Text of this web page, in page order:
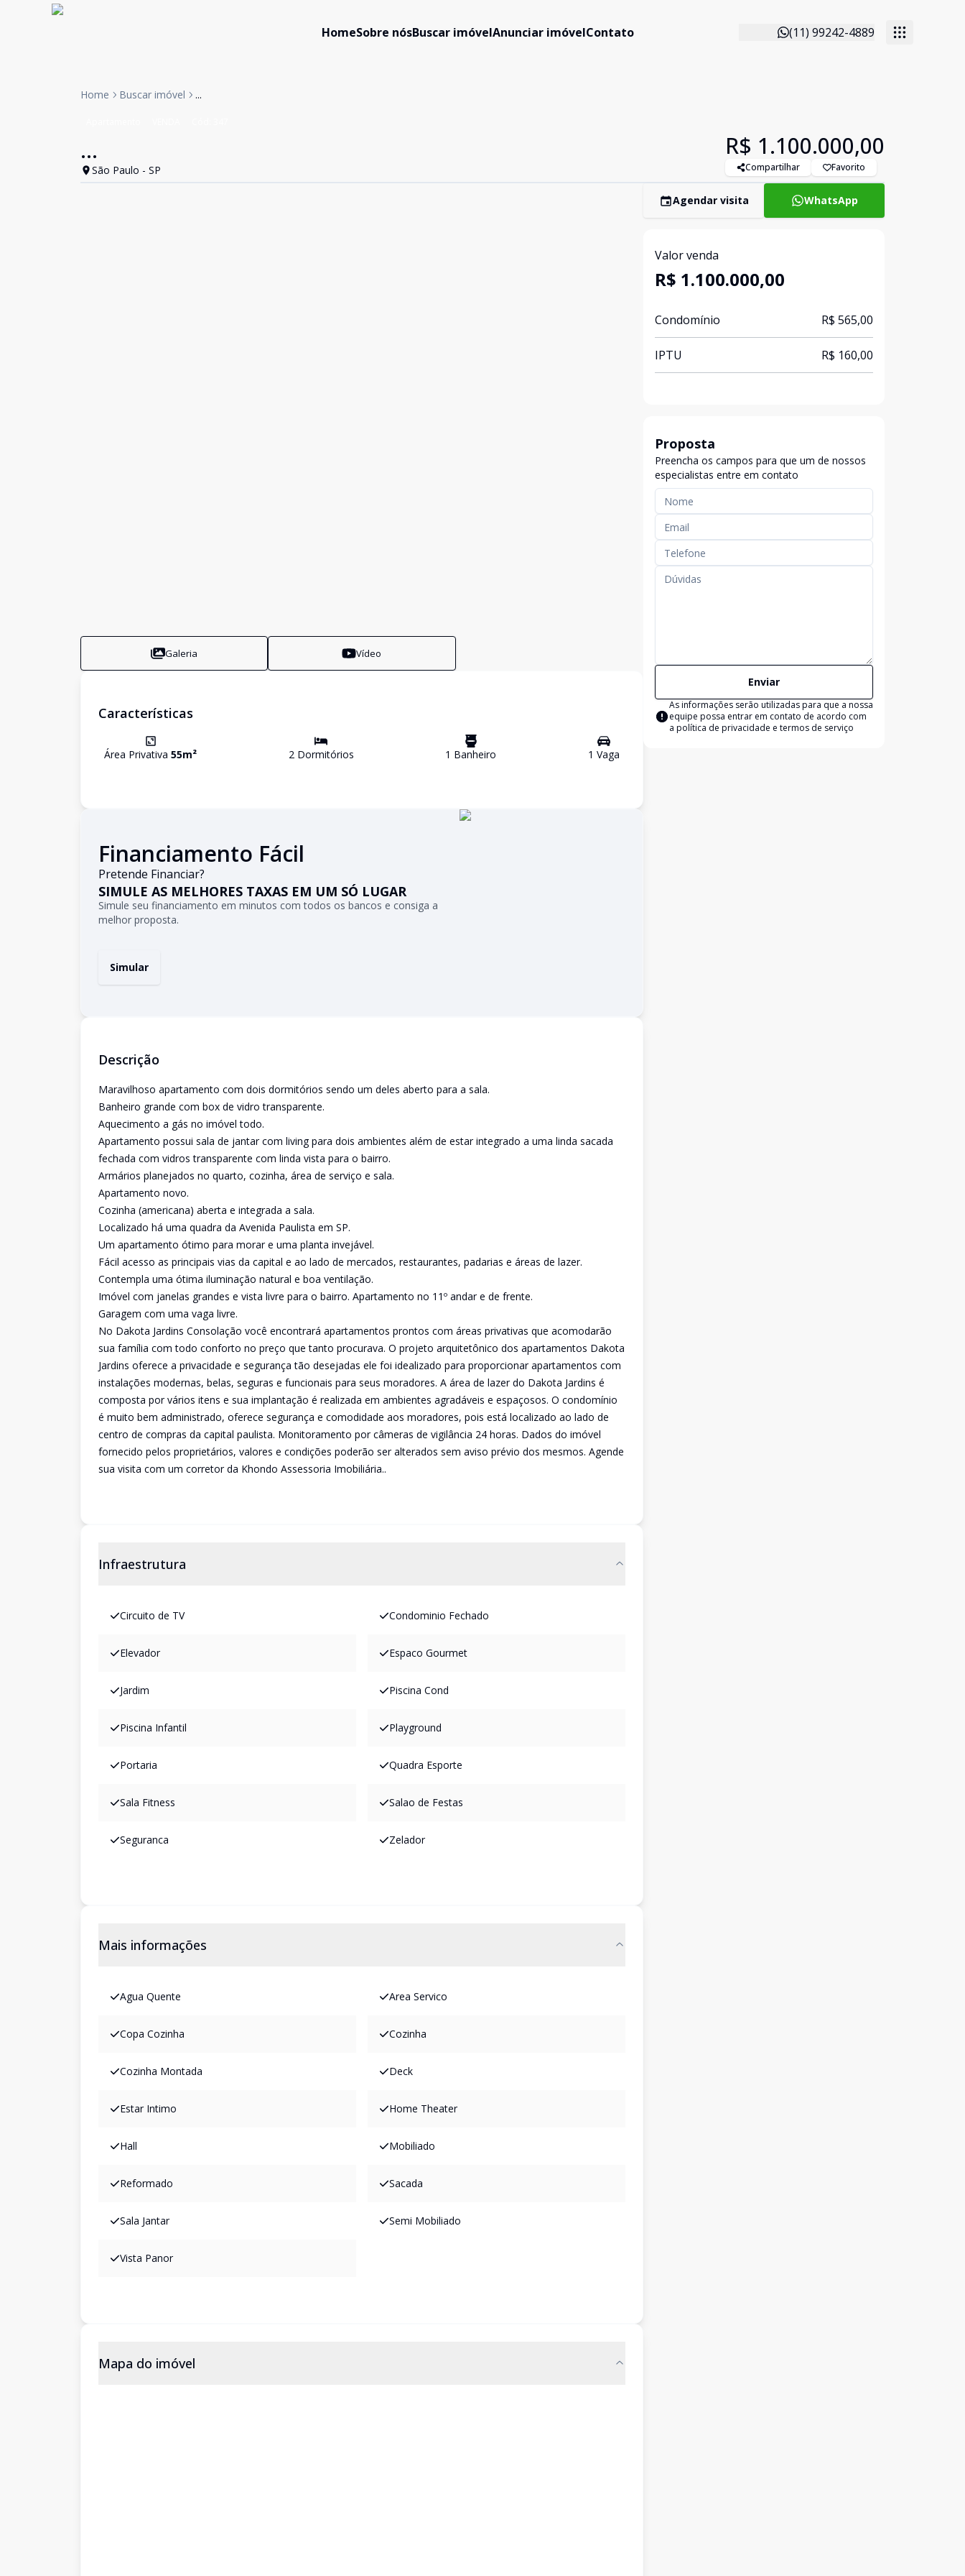
HomeSobre nósBuscar imóvelAnunciar imóvelContato (11) 99242-4889
Home Buscar imóvel ...
...
São Paulo - SP
R$ 1.100.000,00
Compartilhar Favorito
Galeria Vídeo
Características
Área Privativa 55m² 2Dormitórios 1 Banheiro 1 Vaga
Financiamento Fácil
Pretende Financiar?
SIMULE AS MELHORES TAXAS EM UM SÓ LUGAR
Simule seu financiamento em minutos com todos os bancos e consiga a
melhor proposta.
Simular
Descrição
Maravilhoso apartamento com dois dormitórios sendo um deles aberto para a sala.
Banheiro grande com box de vidro transparente.
Aquecimento a gás no imóvel todo.
Apartamento possui sala de jantar com living para dois ambientes além de estar integrado a uma linda sacada
fechada com vidros transparente com linda vista para o bairro.
Armários planejados no quarto, cozinha, área de serviço e sala.
Apartamento novo.
Cozinha (americana) aberta e integrada a sala.
Localizado há uma quadra da Avenida Paulista em SP.
Um apartamento ótimo para morar e uma planta invejável.
Fácil acesso as principais vias da capital e ao lado de mercados, restaurantes, padarias e áreas de lazer.
Contempla uma ótima iluminação natural e boa ventilação.
Imóvel com janelas grandes e vista livre para o bairro. Apartamento no 11º andar e de frente.
Garagem com uma vaga livre.
No Dakota Jardins Consolação você encontrará apartamentos prontos com áreas privativas que acomodarão
sua família com todo conforto no preço que tanto procurava. O projeto arquitetônico dos apartamentos Dakota
Jardins oferece a privacidade e segurança tão desejadas ele foi idealizado para proporcionar apartamentos com
instalações modernas, belas, seguras e funcionais para seus moradores. A área de lazer do Dakota Jardins é
composta por vários itens e sua implantação é realizada em ambientes agradáveis e espaçosos. O condomínio
é muito bem administrado, oferece segurança e comodidade aos moradores, pois está localizado ao lado de
centro de compras da capital paulista. Monitoramento por câmeras de vigilância 24 horas. Dados do imóvel
fornecido pelos proprietários, valores e condições poderão ser alterados sem aviso prévio dos mesmos. Agende
sua visita com um corretor da Khondo Assessoria Imobiliária..
Infraestrutura
Circuito de TV Condominio Fechado
Elevador Espaco Gourmet
Jardim Piscina Cond
Piscina Infantil Playground
Portaria Quadra Esporte
Sala Fitness Salao de Festas
Seguranca Zelador
Mais informações
Agua Quente Area Servico
Copa Cozinha Cozinha
Cozinha Montada Deck
Estar Intimo Home Theater
Hall Mobiliado
Reformado Sacada
Sala Jantar Semi Mobiliado
Vista Panor
Mapa do imóvel
Agendar visita WhatsApp
Valor venda
R$ 1.100.000,00
Condomínio R$ 565,00
IPTU R$ 160,00
Proposta
Preencha os campos para que um de nossos
especialistas entre em contato
Enviar
As informações serão utilizadas para que a nossa
equipe possa entrar em contato de acordo com
a política de privacidade e termos de serviço